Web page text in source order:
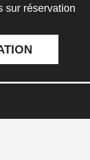
sur réservation